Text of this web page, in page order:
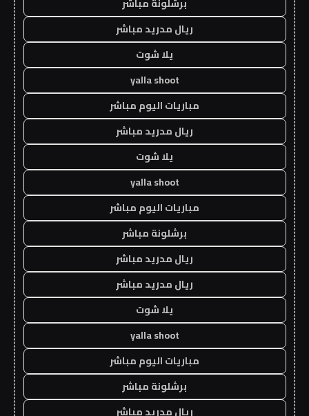
ريال مدريد مباشر
يلا شوت
yalla shoot
مباريات اليوم مباشر
ريال مدريد مباشر
يلا شوت
yalla shoot
مباريات اليوم مباشر
برشلونة مباشر
ريال مدريد مباشر
ريال مدريد مباشر
يلا شوت
yalla shoot
مباريات اليوم مباشر
برشلونة مباشر
ريال مدريد مباشر